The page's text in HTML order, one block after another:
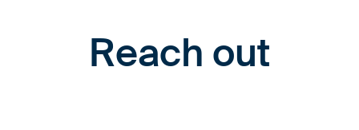
Reach out